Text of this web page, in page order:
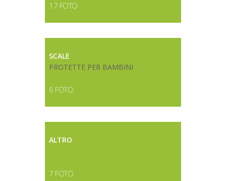
17 FOTO
SCALE
PROTETTE PER BAMBINI
6 FOTO
ALTRO
7 FOTO